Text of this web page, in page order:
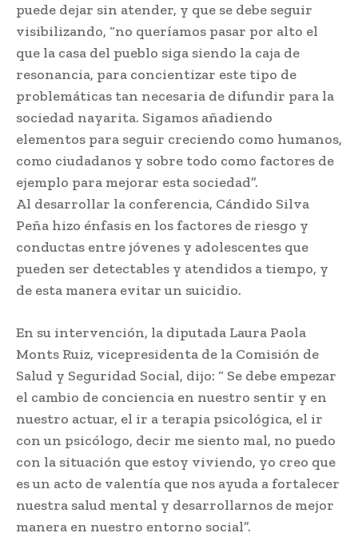
puede dejar sin atender, y que se debe seguir
visibilizando, “no queríamos pasar por alto el
que la casa del pueblo siga siendo la caja de
resonancia, para concientizar este tipo de
problemáticas tan necesaria de difundir para la
sociedad nayarita. Sigamos añadiendo
elementos para seguir creciendo como humanos,
como ciudadanos y sobre todo como factores de
ejemplo para mejorar esta sociedad”.
Al desarrollar la conferencia, Cándido Silva
Peña hizo énfasis en los factores de riesgo y
conductas entre jóvenes y adolescentes que
pueden ser detectables y atendidos a tiempo, y
de esta manera evitar un suicidio.
En su intervención, la diputada Laura Paola
Monts Ruiz, vicepresidenta de la Comisión de
Salud y Seguridad Social, dijo: “ Se debe empezar
el cambio de conciencia en nuestro sentir y en
nuestro actuar, el ir a terapia psicológica, el ir
con un psicólogo, decir me siento mal, no puedo
con la situación que estoy viviendo, yo creo que
es un acto de valentía que nos ayuda a fortalecer
nuestra salud mental y desarrollarnos de mejor
manera en nuestro entorno social”.